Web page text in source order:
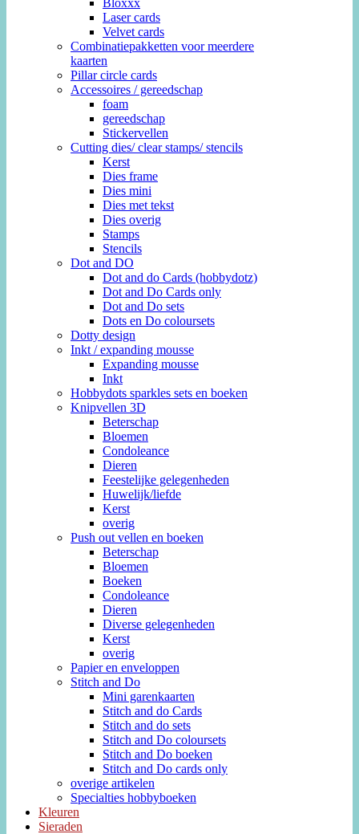
Laser cards
Velvet cards
Combinatiepakketten voor meerdere
kaarten
Pillar circle cards
Accessoires / gereedschap
foam
gereedschap
Stickervellen
Cutting dies/ clear stamps/ stencils
Kerst
Dies frame
Dies mini
Dies met tekst
Dies overig
Stamps
Stencils
Dot and DO
Dot and do Cards (hobbydotz)
Dot and Do Cards only
Dot and Do sets
Dots en Do coloursets
Dotty design
Inkt / expanding mousse
Expanding mousse
Inkt
Hobbydots sparkles sets en boeken
Knipvellen 3D
Beterschap
Bloemen
Condoleance
Dieren
Feestelijke gelegenheden
Huwelijk/liefde
Kerst
overig
Push out vellen en boeken
Beterschap
Bloemen
Boeken
Condoleance
Dieren
Diverse gelegenheden
Kerst
overig
Papier en enveloppen
Stitch and Do
Mini garenkaarten
Stitch and do Cards
Stitch and do sets
Stitch and Do coloursets
Stitch and Do boeken
Stitch and Do cards only
overige artikelen
Specialties hobbyboeken
Kleuren
Sieraden